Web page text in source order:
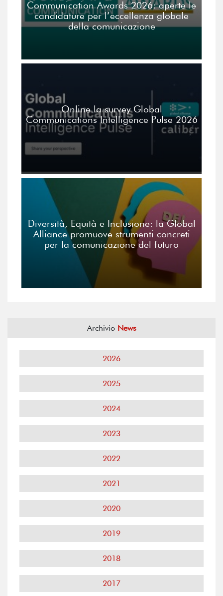
Communication Awards 2026: aperte le
candidature per l’eccellenza globale
della comunicazione
Online la survey Global
Communications Intelligence Pulse 2026
Diversità, Equità e Inclusione: la Global
Alliance promuove strumenti concreti
per la comunicazione del futuro
Archivio News
2026
2025
2024
2023
2022
2021
2020
2019
2018
2017